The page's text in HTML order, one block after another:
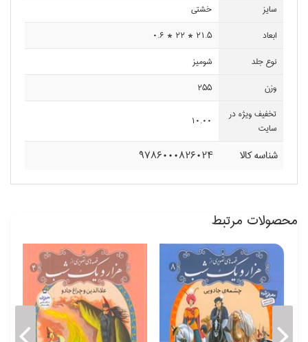
سايز
خشتي
ابعاد
21.5 * 22 * 0.6
نوع جلد
شوميز
وزن
255
تخفيف ويژه در
سايت
10.00
شناسه کالا 9786000826024
محصولات مرتبط